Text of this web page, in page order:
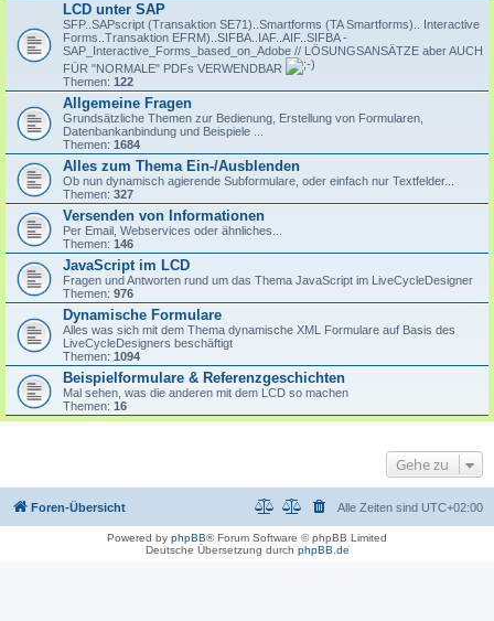
LCD unter SAP
SFP..SAPscript (Transaktion SE71)..Smartforms (TA Smartforms).. Interactive
Forms..Transaktion EFRM)..SIFBA..IAF..AIF..SIFBA -
SAP_Interactive_Forms_based_on_Adobe // LÖSUNGSANSÄTZE aber AUCH
FÜR "NORMALE" PDFs VERWENDBAR
Themen: 122
Allgemeine Fragen
Grundsätzliche Themen zur Bedienung, Erstellung von Formularen,
Datenbankanbindung und Beispiele ...
Themen: 1684
Alles zum Thema Ein-/Ausblenden
Ob nun dynamisch agierende Subformulare, oder einfach nur Textfelder...
Themen: 327
Versenden von Informationen
Per Email, Webservices oder ähnliches...
Themen: 146
JavaScript im LCD
Fragen und Antworten rund um das Thema JavaScript im LiveCycleDesigner
Themen: 976
Dynamische Formulare
Alles was sich mit dem Thema dynamische XML Formulare auf Basis des
LiveCycleDesigners beschäftigt
Themen: 1094
Beispielformulare & Referenzgeschichten
Mal sehen, was die anderen mit dem LCD so machen
Themen: 16
Gehe zu
Foren-Übersicht Alle Zeiten sind UTC+02:00
Powered by phpBB® Forum Software © phpBB Limited
Deutsche Übersetzung durch phpBB.de